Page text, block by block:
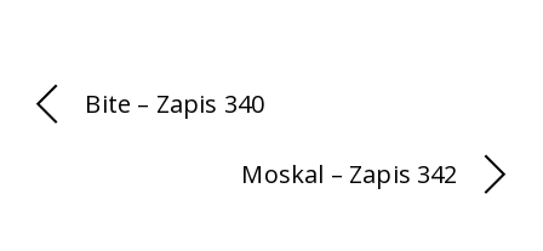
Bite – Zapis 340
Moskal – Zapis 342